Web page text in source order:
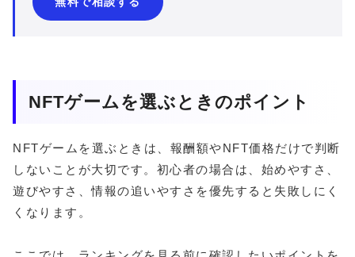
NFTゲームを選ぶときのポイント
NFTゲームを選ぶときは、報酬額やNFT価格だけで判断
しないことが大切です。初心者の場合は、始めやすさ、
遊びやすさ、情報の追いやすさを優先すると失敗しにく
くなります。